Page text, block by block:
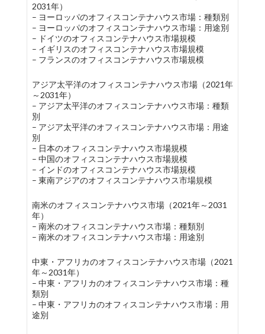
2031年）
– ヨーロッパのオフィスコンテナハウス市場：種類別
– ヨーロッパのオフィスコンテナハウス市場：用途別
– ドイツのオフィスコンテナハウス市場規模
– イギリスのオフィスコンテナハウス市場規模
– フランスのオフィスコンテナハウス市場規模
アジア太平洋のオフィスコンテナハウス市場（2021年
～2031年）
– アジア太平洋のオフィスコンテナハウス市場：種類
別
– アジア太平洋のオフィスコンテナハウス市場：用途
別
– 日本のオフィスコンテナハウス市場規模
– 中国のオフィスコンテナハウス市場規模
– インドのオフィスコンテナハウス市場規模
– 東南アジアのオフィスコンテナハウス市場規模
南米のオフィスコンテナハウス市場（2021年～2031
年）
– 南米のオフィスコンテナハウス市場：種類別
– 南米のオフィスコンテナハウス市場：用途別
中東・アフリカのオフィスコンテナハウス市場（2021
年～2031年）
– 中東・アフリカのオフィスコンテナハウス市場：種
類別
– 中東・アフリカのオフィスコンテナハウス市場：用
途別